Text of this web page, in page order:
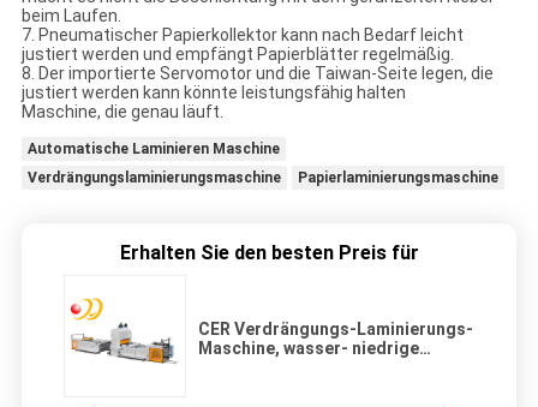
beim Laufen.
7. Pneumatischer Papierkollektor kann nach Bedarf leicht
justiert werden und empfängt Papierblätter regelmäßig.
8. Der importierte Servomotor und die Taiwan-Seite legen, die
justiert werden kann könnte leistungsfähig halten
Maschine, die genau läuft.
Automatische Laminieren Maschine
Verdrängungslaminierungsmaschine
Papierlaminierungsmaschine
Erhalten Sie den besten Preis für
CER Verdrängungs-Laminierungs-
Maschine, wasser- niedrige